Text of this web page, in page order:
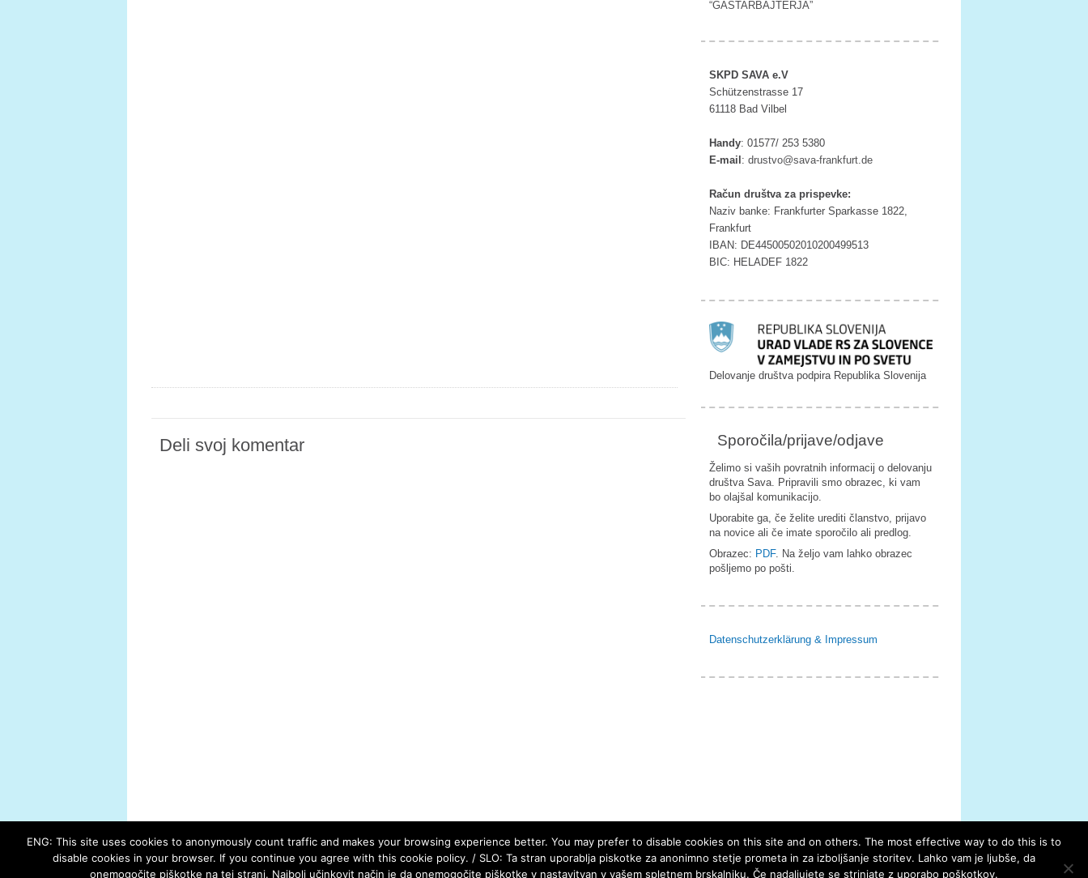
Deli svoj komentar
“GASTARBAJTERJA”
SKPD SAVA e.V
Schützenstrasse 17
61118 Bad Vilbel
Handy: 01577/ 253 5380
E-mail : ed.tr
ufkna
rf-av
as@ov
tsurd
Račun društva za prispevke:
Naziv banke: Frankfurter Sparkasse 1822,
Frankfurt
IBAN: DE44500502010200499513
BIC: HELADEF 1822
Delovanje društva podpira Republika Slovenija
Sporočila/prijave/odjave
Želimo si vaših povratnih informacij o delovanju
društva Sava. Pripravili smo obrazec, ki vam
bo olajšal komunikacijo.
Uporabite ga, če želite urediti članstvo, prijavo
na novice ali če imate sporočilo ali predlog.
Obrazec: PDF. Na željo vam lahko obrazec
pošljemo po pošti.
Datenschutzerklärung & Impressum
ENG: This site uses cookies to anonymously count traffic and makes your browsing experience better. You may prefer to disable cookies on this site and on others. The most effective way to do this is to
disable cookies in your browser. If you continue you agree with this cookie policy. / SLO: Ta stran uporablja piskotke za anonimno stetje prometa in za izboljšanje storitev. Lahko vam je ljubše, da
onemogočite piškotke na tej strani. Najbolj učinkovit način je da onemogočite piškotke v nastavitvan v vašem spletnem brskalniku. Če nadaljujete se strinjate z uporabo poškotkov.